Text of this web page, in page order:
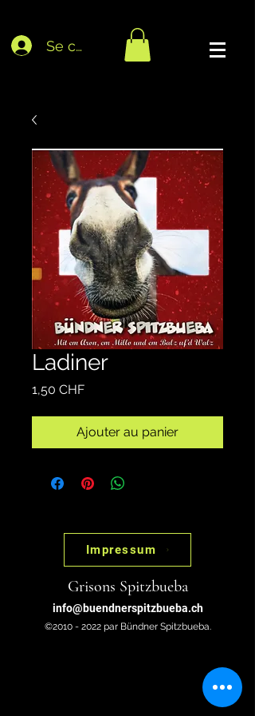
Se connecter
Ladiner
1,50 CHFPrix
Ajouter au panier
Impressum
Grisons Spitzbueba
info@buendnerspitzbueba.ch
©2010 - 2022 par Bündner Spitzbueba.